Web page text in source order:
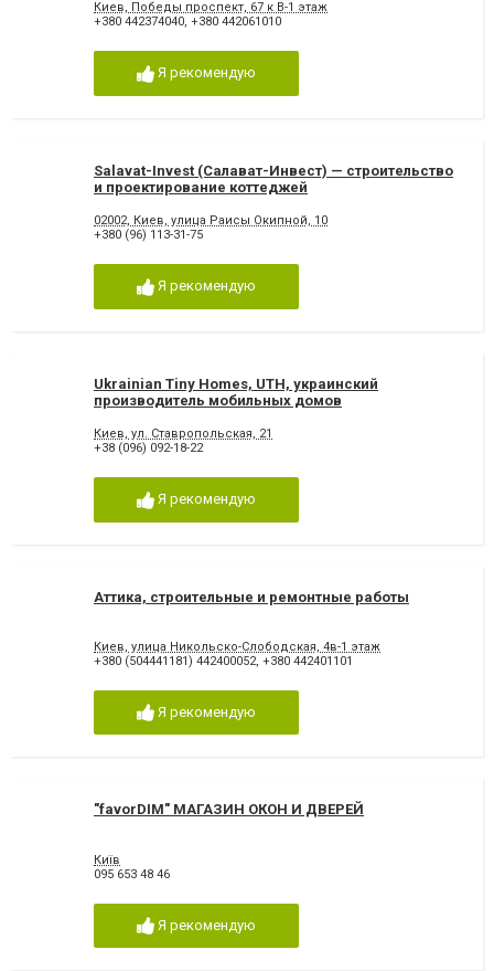
Киев, Победы проспект, 67 к B-1 этаж
+380 442374040, +380 442061010
Я рекомендую
Salavat-Invest (Салават-Инвест) — строительство
и проектирование коттеджей
02002, Киев, улица Раисы Окипной, 10
+380 (96) 113-31-75
Я рекомендую
Ukrainian Tiny Homes, UTH, украинский
производитель мобильных домов
Киев, ул. Ставропольская, 21
+38 (096) 092-18-22
Я рекомендую
Аттика, строительные и ремонтные работы
Киев, улица Никольско-Слободская, 4в-1 этаж
+380 (504441181) 442400052, +380 442401101
Я рекомендую
"favorDIM" МАГАЗИН ОКОН И ДВЕРЕЙ
Київ
095 653 48 46
Я рекомендую